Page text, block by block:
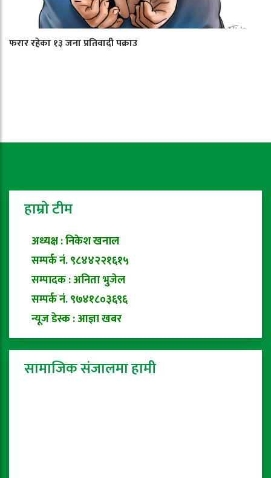
फरार रहेका १३ जना प्रतिवादी पक्राउ
हाम्रो टीम
अध्यक्ष : निकेश खनाल
सम्पर्क नं. ९८४४२२१६१५
सम्पादक : अनिता भुजेल
सम्पर्क नं. ९७४१८०३६९६
न्यूज डेस्क : आज्ञा खबर
सामाजिक संजालमा हामी